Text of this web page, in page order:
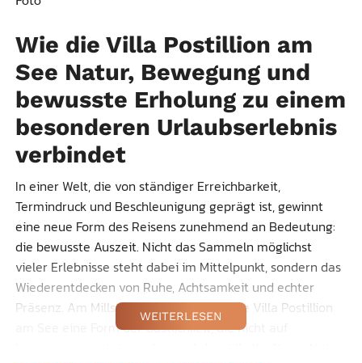
Wie die Villa Postillion am
See Natur, Bewegung und
bewusste Erholung zu einem
besonderen Urlaubserlebnis
verbindet
In einer Welt, die von ständiger Erreichbarkeit,
Termindruck und Beschleunigung geprägt ist, gewinnt
eine neue Form des Reisens zunehmend an Bedeutung:
die bewusste Auszeit. Nicht das Sammeln möglichst
vieler Erlebnisse steht dabei im Mittelpunkt, sondern das
Wiederentdecken von Ruhe, Achtsamkeit und echter
Präsenz. Am Millstätter See entfaltet die Villa Postillion
am See eine Form der Gastlichkeit, die nicht auf
WEITERLESEN